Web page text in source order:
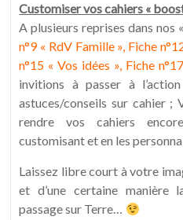
Customiser vos cahiers «
A plusieurs reprises dans nos
n°9 « RdV Famille », Fiche
n°15 « Vos idées », Fiche
invitions à passer à
astuces/conseils sur cahier ;
rendre vos cahiers
customisant et en les
Laissez libre court à votre
et d’une certaine manière
passage sur Terre…